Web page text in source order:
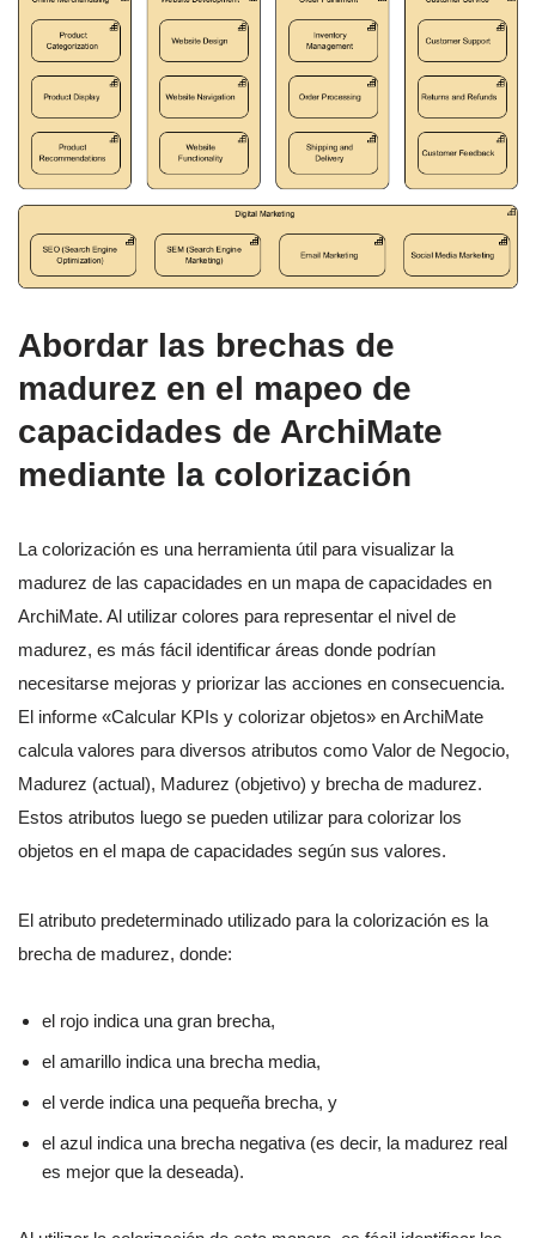
Abordar las brechas de
madurez en el mapeo de
capacidades de ArchiMate
mediante la colorización
La colorización es una herramienta útil para visualizar la
madurez de las capacidades en un mapa de capacidades en
ArchiMate. Al utilizar colores para representar el nivel de
madurez, es más fácil identificar áreas donde podrían
necesitarse mejoras y priorizar las acciones en consecuencia.
El informe «Calcular KPIs y colorizar objetos» en ArchiMate
calcula valores para diversos atributos como Valor de Negocio,
Madurez (actual), Madurez (objetivo) y brecha de madurez.
Estos atributos luego se pueden utilizar para colorizar los
objetos en el mapa de capacidades según sus valores.
El atributo predeterminado utilizado para la colorización es la
brecha de madurez, donde:
el rojo indica una gran brecha,
el amarillo indica una brecha media,
el verde indica una pequeña brecha, y
el azul indica una brecha negativa (es decir, la madurez real
es mejor que la deseada).